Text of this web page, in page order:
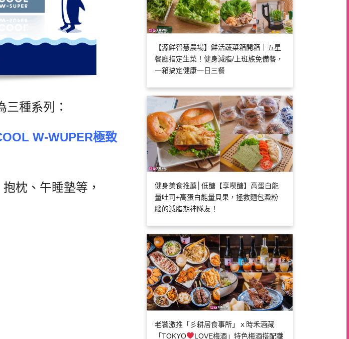
三種系列：
W-WUPER極致
枕、午睡墊等，
【源鮮智慧農場】鮮活蔬菜箱開箱｜五星
餐廳指定生菜！健身減脂/上班族免備餐，
一箱搞定健康一日三餐
健身美食推薦│低醣【享喫醣】高蛋白能
量吐司+高蛋白能量貝果，拯救麵包澱粉
腦的減脂期神隊友！
老饕激推「彡耕居食事所」ｘ時禾酒藏
「TOKYO
LOVE梅酒」特色梅酒搭配職